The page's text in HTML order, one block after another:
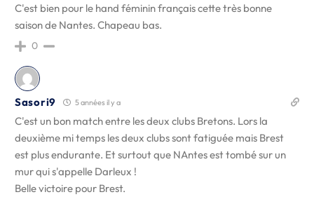
C'est bien pour le hand féminin français cette très bonne
saison de Nantes. Chapeau bas.
0
Sasori9 5 années il y a
C'est un bon match entre les deux clubs Bretons. Lors la
deuxième mi temps les deux clubs sont fatiguée mais Brest
est plus endurante. Et surtout que NAntes est tombé sur un
mur qui s'appelle Darleux !
Belle victoire pour Brest.